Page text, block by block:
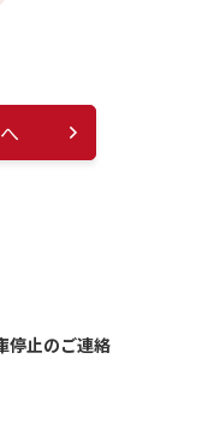
停止のご連絡